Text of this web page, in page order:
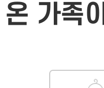
온 가족